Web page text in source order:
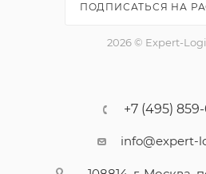
ПОДПИСАТЬСЯ НА
2026 © Expert-
+7 (495)
info@expert-